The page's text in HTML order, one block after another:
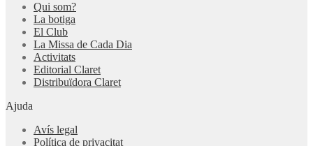
Qui som?
La botiga
El Club
La Missa de Cada Dia
Activitats
Editorial Claret
Distribuïdora Claret
Ajuda
Avís legal
Política de privacitat